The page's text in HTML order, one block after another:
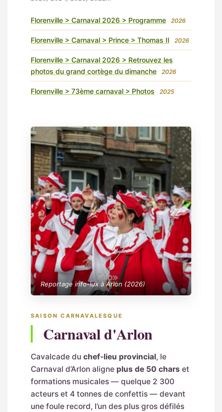
Florenville > Carnaval 2026 > Programme 2026
Florenville > Carnaval > Prince > Thomas II 2026
Florenville > Carnaval 2026 > Retrouvez les
photos du grand cortège du dimanche
2026
Florenville > 73ème carnaval > Photos 2025
Reportage info-lux à Arlon (2026)
SAISON CARNAVALESQUE
Carnaval d'Arlon
Cavalcade du chef-lieu provincial, le
Carnaval d’Arlon aligne plus de 50 chars et
formations musicales — quelque 2 300
acteurs et 4 tonnes de confettis — devant
une foule record, l’un des plus gros défilés